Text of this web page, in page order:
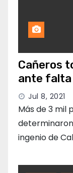
Cañeros
ante falta
Jul 8, 2021
Más de 3 mil
ingenio de